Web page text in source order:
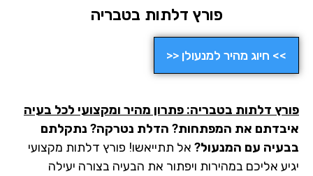
פורץ דלתות בטבריה
>> חיוג מהיר למנעולן <<
פורץ דלתות בטבריה: פתרון מהיר ומקצועי לכל בעיה
איבדתם את המפתחות? הדלת נטרקה? נתקלתם
בבעיה עם המנעול? אל תתייאשו! פורץ דלתות מקצועי
יגיע אליכם במהירות ויפתור את הבעיה בצורה יעילה